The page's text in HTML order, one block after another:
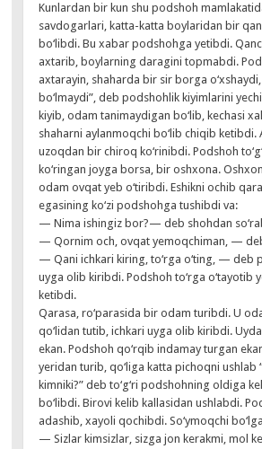
Kunlardan bir kun shu podshoh
savdogarlari, katta-katta boylaridan bir
bo‘libdi. Bu xabar podshohga yetibdi.
axtarib, boylarning daragini topmabdi.
axtarayin, shaharda bir sir borga
bo‘lmaydi”, deb podshohlik kiyimlarini
kiyib, odam tanimaydigan bo‘lib, kechasi
shaharni aylanmoqchi bo‘lib chiqib ketibdi.
uzoqdan bir chiroq ko‘rinibdi. Podshoh
ko‘ringan joyga borsa, bir oshxona.
odam ovqat yeb o‘tiribdi. Eshikni ochib
egasining ko‘zi podshohga tushibdi va:
— Nima ishingiz bor?— deb shohdan
— Qornim och, ovqat yemoqchiman, —
— Qani ichkari kiring, to‘rga o‘ting, — deb
uyga olib kiribdi. Podshoh to‘rga o‘tayotib
ketibdi.
Qarasa, ro‘parasida bir odam turibdi. U
qo‘lidan tutib, ichkari uyga olib kiribdi.
ekan. Podshoh qo‘rqib indamay turgan
yeridan turib, qo‘liga katta pichoqni ushlab
kimniki?” deb to‘g‘ri podshohning oldiga
bo‘libdi. Birovi kelib kallasidan ushlabdi.
adashib, xayoli qochibdi. So‘ymoqchi
— Sizlar kimsizlar, sizga jon kerakmi, mol